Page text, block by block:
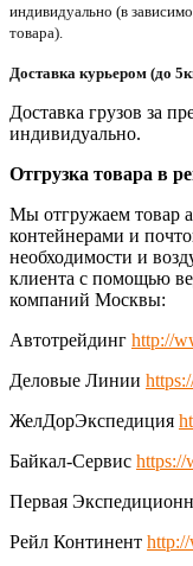
индивидуально (в
товара).
Доставка курьером (до
Доставка грузов за
индивидуально.
Отгрузка товара в
Мы отгружаем товар
контейнерами и
необходимости и
клиента с помощью
компаний Москвы:
Автотрейдинг http://
Деловые Линии
ЖелДорЭкспедиция
Байкал-Сервис https://
Первая
Рейл Континент